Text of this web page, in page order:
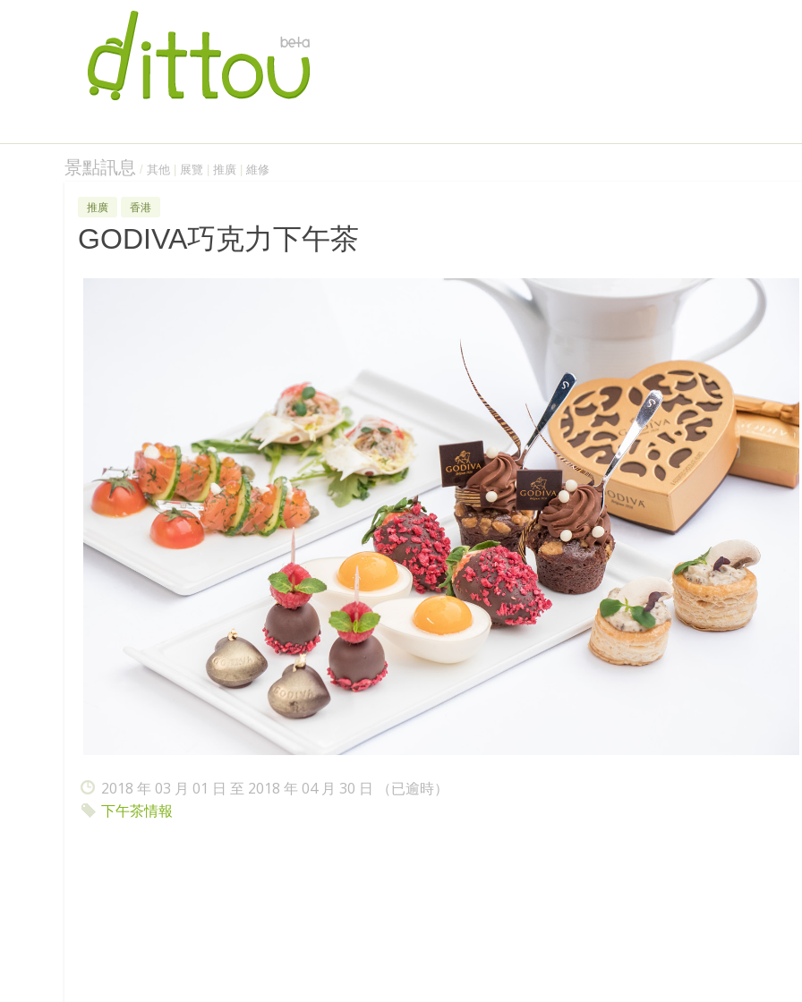
景點訊息 / 其他 展覽 推廣 維修
推廣 香港
GODIVA巧克力下午茶
2018 年 03 月 01 日 至 2018 年 04 月 30 日 （已逾時）
下午茶情報